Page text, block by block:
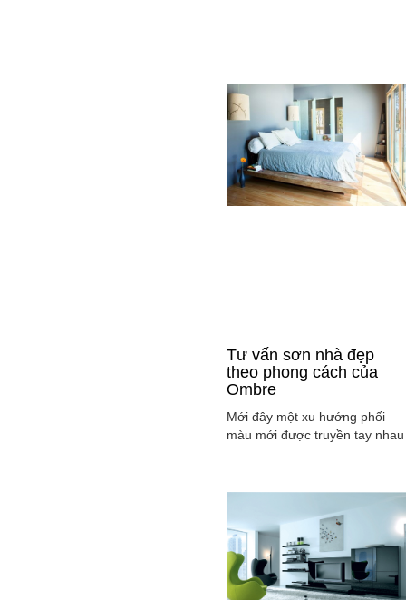
Tư vấn sơn nhà đẹp
theo phong cách của
Ombre
Mới đây một xu hướng phối
màu mới được truyền tay nhau
Ombre, cách phối màu sắc tinh
tế sao cho màu sắc chuyển
từ tông nhạt sang đậm, từ
sang tối hay ngược lại. Cùng
tìm hiểu phong các này qua
việc ...